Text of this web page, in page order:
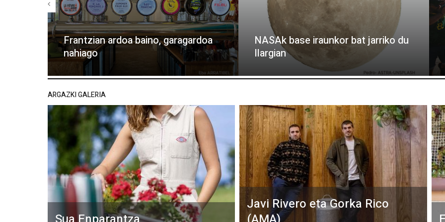
Frantzian ardoa baino, garagardoa
nahiago
NASAk base iraunkor bat jarriko du
Ilargian
ARGAZKI GALERIA
Javi Rivero eta Gorka Rico